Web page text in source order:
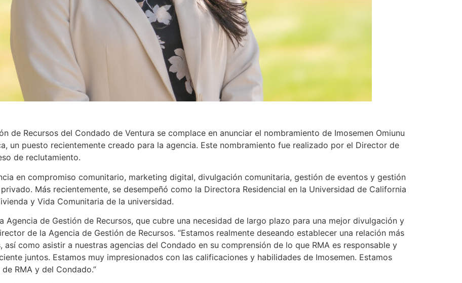
de Recursos del Condado de Ventura se complace en anunciar el nombramiento de Imosemen Omiunu
un puesto recientemente creado para la agencia. Este nombramiento fue realizado por el Director de
de reclutamiento.
en compromiso comunitario, marketing digital, divulgación comunitaria, gestión de eventos y gestión
Más recientemente, se desempeñó como la Directora Residencial en la Universidad de California
y Vida Comunitaria de la universidad.
Agencia de Gestión de Recursos, que cubre una necesidad de largo plazo para una mejor divulgación y
de la Agencia de Gestión de Recursos. “Estamos realmente deseando establecer una relación más
como asistir a nuestras agencias del Condado en su comprensión de lo que RMA es responsable y
juntos. Estamos muy impresionados con las calificaciones y habilidades de Imosemen. Estamos
RMA y del Condado.”